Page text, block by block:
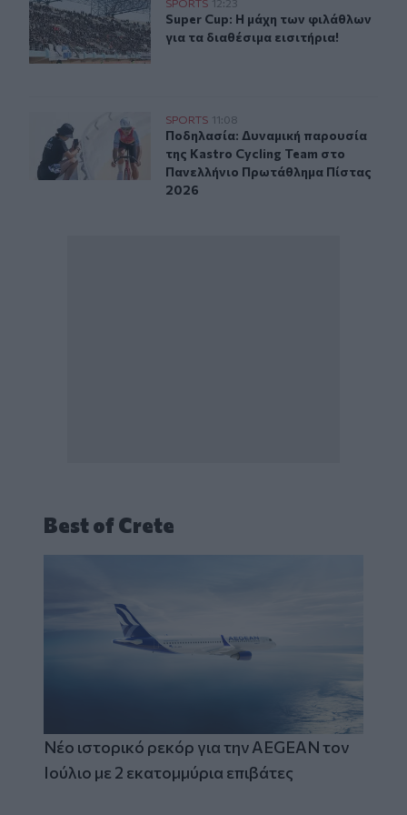
Super Cup: Η μάχη των φιλάθλων για τα διαθέσιμα
SPORTS 12:23
Super Cup: Η μάχη των φιλάθλων
Super Cup: Η μάχη των φιλάθλων
για τα διαθέσιμα εισιτήρια!
Ποδηλασία: Δυναμική παρουσία της Kastro Cycling
SPORTS 11:08
Ποδηλασία: Δυναμική παρουσία
Ποδηλασία: Δυναμική παρουσία
της Kastro Cycling Team στο
Πανελλήνιο Πρωτάθλημα Πίστας
2026
Best of Crete
Νέο ιστορικό ρεκόρ για την AEGEAN τον
Ιούλιο με 2 εκατομμύρια επιβάτες